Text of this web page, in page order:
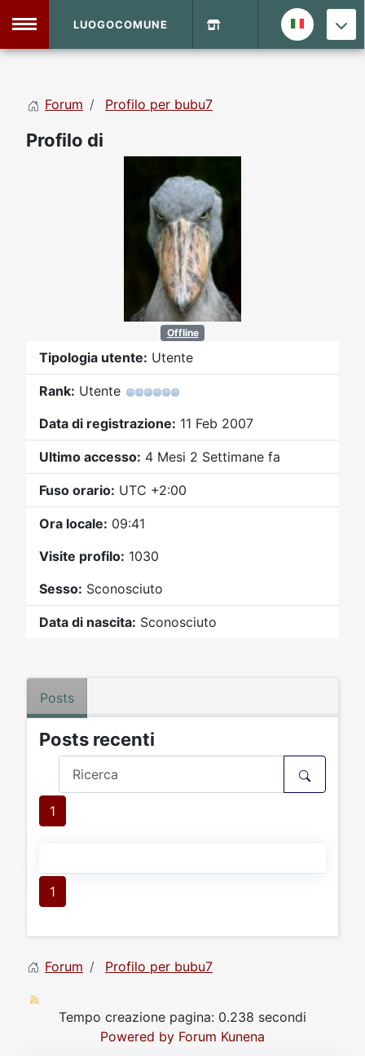
LUOGOCOMUNE
Forum Profilo per bubu7
Profilo di
Offline
Tipologia utente: Utente
Rank: Utente
Data di registrazione: 11 Feb 2007
Ultimo accesso: 4 Mesi 2 Settimane fa
Fuso orario: UTC +2:00
Ora locale: 09:41
Visite profilo: 1030
Sesso: Sconosciuto
Data di nascita: Sconosciuto
Posts
Posts recenti
1
1
Forum Profilo per bubu7
Tempo creazione pagina: 0.238 secondi
Powered by Forum Kunena